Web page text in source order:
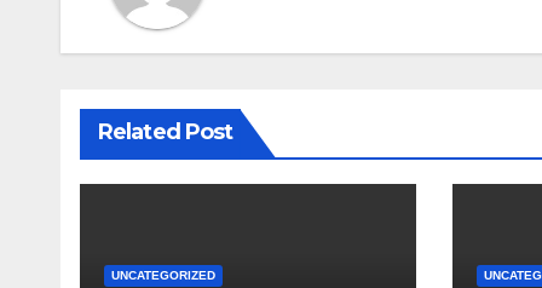
Related Post
UNCATEGORIZED